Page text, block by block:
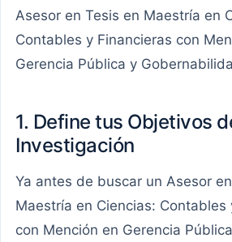
Asesor en Tesis en Maestría en
Contables y Financieras con
Gerencia Pública y
1. Define tus Objetivos
Investigación
Ya antes de buscar un Asesor
Maestría en Ciencias: Contables
con Mención en Gerencia